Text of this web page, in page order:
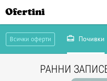
Ofertini
Всички оферти Почивки
РАННИ